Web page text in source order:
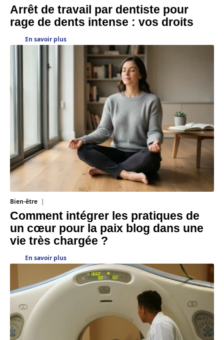
Arrêt de travail par dentiste pour
rage de dents intense : vos droits
En savoir plus
Bien-être
Comment intégrer les pratiques de
un cœur pour la paix blog dans une
vie très chargée ?
En savoir plus